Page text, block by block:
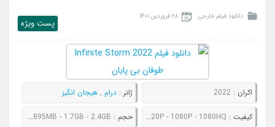
دانلود فیلم خارجی ۲۸ فروردین ۱۴۰۱
پست ويژه
اکران :2022 ژانر : درام , هیجان انگیز
کیفیت : 480P - 720P - 1080P - 1080HQ حجم : 631MB - 895MB - 1.7GB - 2.4GB